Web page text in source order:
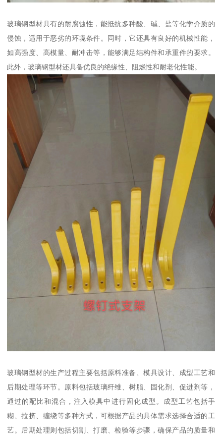
玻璃钢型材具有的耐腐蚀性，能抵抗多种酸、碱、盐等化学介质的
侵蚀，适用于恶劣的环境条件。同时，它还具有良好的机械性能，
如高强度、高模量、耐冲击等，能够满足结构件和承重件的要求。
此外，玻璃钢型材还具备优良的绝缘性、阻燃性和耐老化性能。
玻璃钢型材的生产过程主要包括原料准备、模具设计、成型工艺和
后期处理等环节。原料包括玻璃纤维、树脂、固化剂、促进剂等，
通过的配比和混合，注入模具中进行固化成型。成型工艺包括手
糊、拉挤、缠绕等多种方式，可根据产品的具体需求选择合适的工
艺。后期处理则包括切割、打磨、检验等步骤，确保产品的质量和